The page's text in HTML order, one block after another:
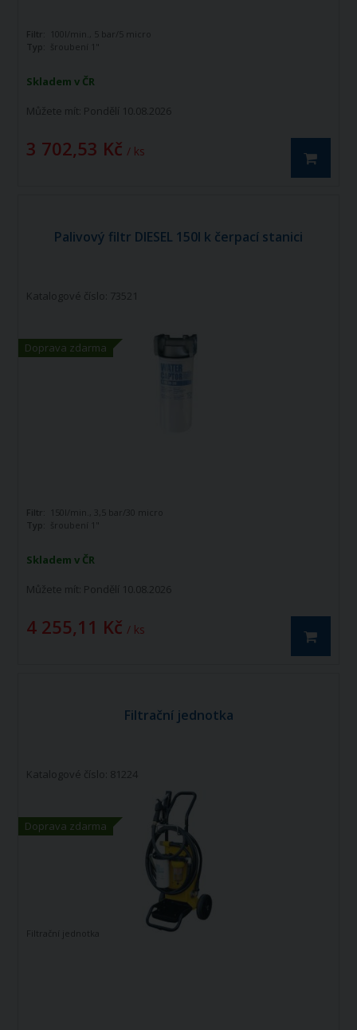
Skladem v ČR
Můžete mít: Pondělí 10.08.2026
3 702,53 Kč / ks
Filtr:
100l/min., 5 bar/5 micro
Typ:
šroubení 1"
Palivový filtr DIESEL 150l k čerpací stanici
Doprava zdarma
Katalogové číslo: 73521
Skladem v ČR
Můžete mít: Pondělí 10.08.2026
4 255,11 Kč / ks
Filtr:
150l/min., 3,5 bar/30 micro
Typ:
šroubení 1"
Filtrační jednotka
Doprava zdarma
Katalogové číslo: 81224
Filtrační jednotka